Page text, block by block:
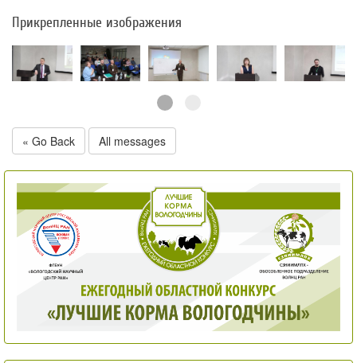
Прикрепленные изображения
« Go Back All messages